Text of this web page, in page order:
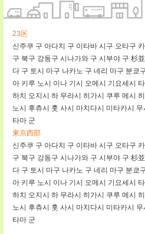
23区
신주쿠 구 아다치 구 이타바 시구 오타구
구 북구 강동구 시나가와 구 시부야 구 杉
다 구 토시 마구 나카노 구 네리 마구 분쿄
아 키루 노시 이나 기시 오메시 기요세시
하치 오지시 하 무라시 히가시 쿠루 메시
노시 후츄시 훗 사시 마치다시 미타카시 무
타마 군
東京西部
신주쿠 구 아다치 구 이타바 시구 오타구
구 북구 강동구 시나가와 구 시부야 구 杉
다 구 토시 마구 나카노 구 네리 마구 분쿄
아 키루 노시 이나 기시 오메시 기요세시
하치 오지시 하 무라시 히가시 쿠루 메시
노시 후츄시 훗 사시 마치다시 미타카시 무
타마 군